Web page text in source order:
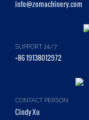
info@zomachinery.com
SUPPORT 24/7
+86 19138012972
CONTACT PERSON:
Cindy Xu